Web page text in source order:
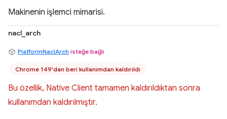
Makinenin işlemci mimarisi.
nacl_arch
PlatformNaclArch isteğe bağlı
Chrome 149'dan beri kullanımdan kaldırıldı
Bu özellik, Native Client tamamen kaldırıldıktan sonra
kullanımdan kaldırılmıştır.